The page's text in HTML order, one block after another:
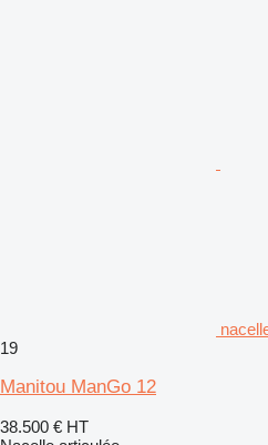
19
Manitou ManGo 12
38.500 € HT